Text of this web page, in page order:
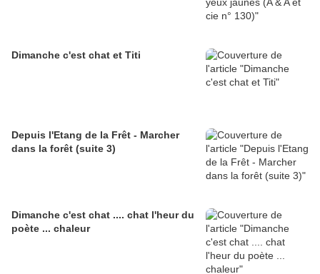
Dimanche c'est chat et Titi
Depuis l'Etang de la Frêt - Marcher
dans la forêt (suite 3)
Dimanche c'est chat .... chat l'heur du
poète ... chaleur